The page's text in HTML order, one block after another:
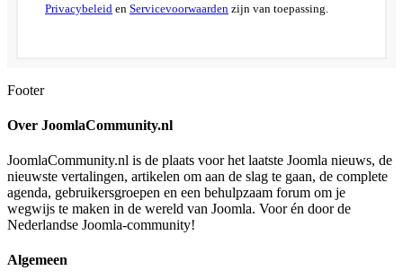
Privacybeleid en Servicevoorwaarden zijn van toepassing.
Footer
Over JoomlaCommunity.nl
JoomlaCommunity.nl is de plaats voor het laatste Joomla nieuws, de
nieuwste vertalingen, artikelen om aan de slag te gaan, de complete
agenda, gebruikersgroepen en een behulpzaam forum om je
wegwijs te maken in de wereld van Joomla. Voor én door de
Nederlandse Joomla-community!
Algemeen